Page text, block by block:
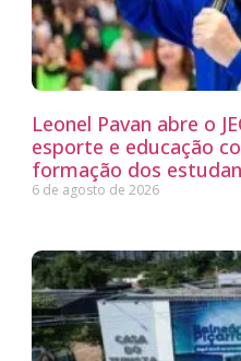
Leonel Pavan abre o
esporte e educação
formação dos
6 de agosto de 2026